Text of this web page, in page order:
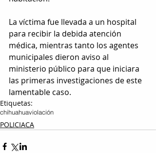
La víctima fue llevada a un hospital
para recibir la debida atención
médica, mientras tanto los agentes
municipales dieron aviso al
ministerio público para que iniciara
las primeras investigaciones de este
lamentable caso.
Etiquetas:
chihuahuaviolación
POLICIACA